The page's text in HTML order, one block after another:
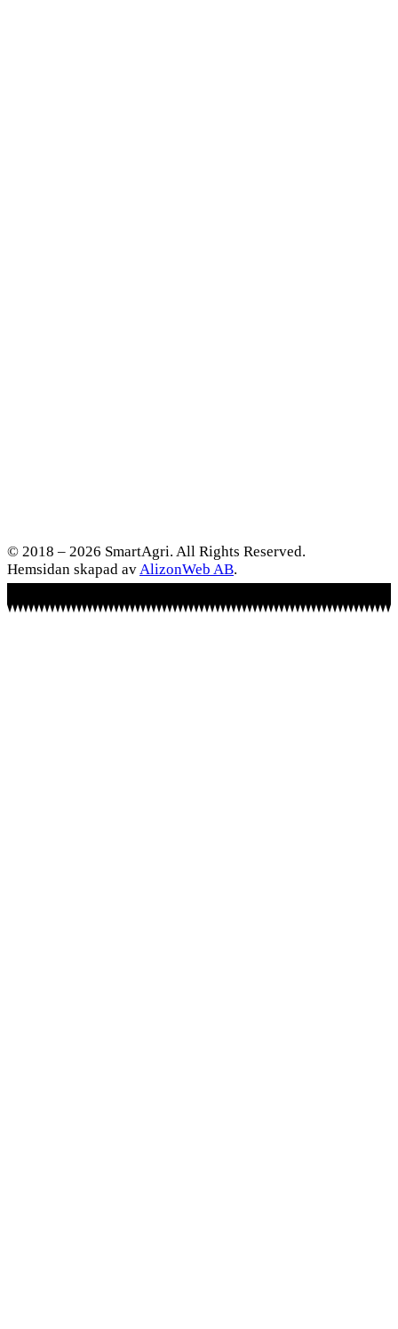
© 2018 – 2026 SmartAgri. All Rights Reserved.
Hemsidan skapad avAlizonWeb AB.